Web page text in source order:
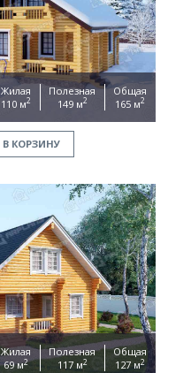
Жилая
110 м2
Полезная
149 м2
Общая
165 м2
В КОРЗИНУ
Жилая
69 м2
Полезная
117 м2
Общая
127 м2